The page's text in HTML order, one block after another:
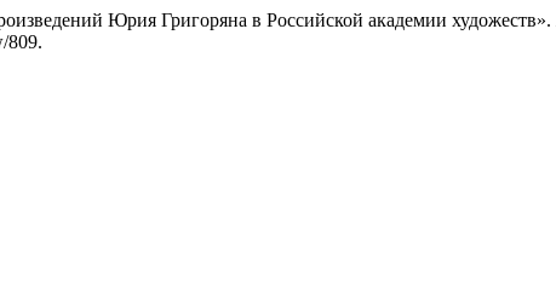
Юрия Григоряна в Российской академии художеств».
809.